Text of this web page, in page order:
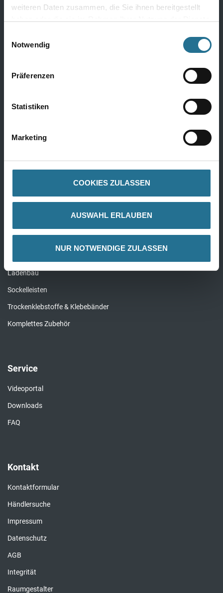
weiteren Daten zusammen, die Sie ihnen bereitgestellt
Notwendig
Präferenzen
Statistiken
Marketing
COOKIES ZULASSEN
AUSWAHL ERLAUBEN
NUR NOTWENDIGE ZULASSEN
Fassadenfarben
Grundierung
Alle Farben
Bodenleger Werkzeug
Klebebänder
Ladenbau
Sockelleisten
Trockenklebstoffe & Klebebänder
Komplettes Zubehör
Service
Videoportal
Downloads
FAQ
Kontakt
Kontaktformular
Händlersuche
Impressum
Datenschutz
AGB
Integrität
Raumgestalter